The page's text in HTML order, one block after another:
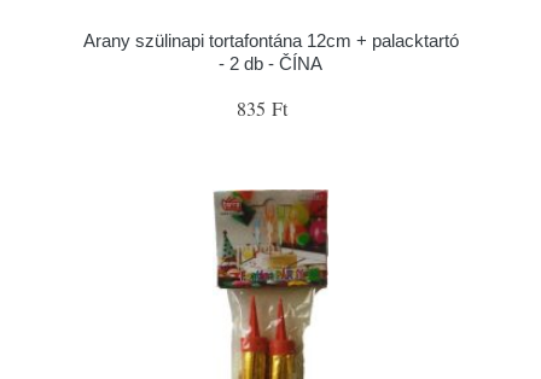
Arany szülinapi tortafontána 12cm + palacktartó
- 2 db - ČÍNA
835 Ft